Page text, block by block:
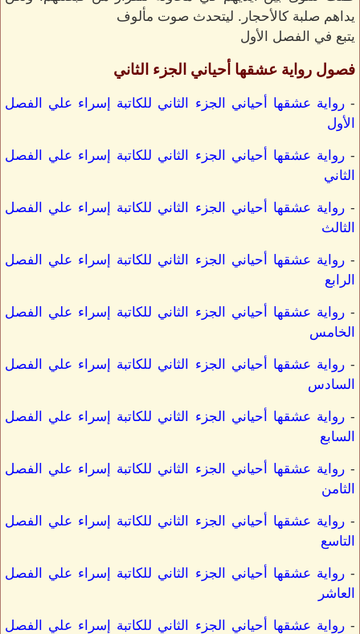
يداهم صلبة كالأحجار. ليتحدث صوت مألوف
يتبع في الفصل الأول
فصول رواية عشقها أحياني الجزء الثاني
-رواية عشقها أحياني الجزء الثاني للكاتبة إسراء علي الفصل
الأول
-رواية عشقها أحياني الجزء الثاني للكاتبة إسراء علي الفصل
الثاني
-رواية عشقها أحياني الجزء الثاني للكاتبة إسراء علي الفصل
الثالث
-رواية عشقها أحياني الجزء الثاني للكاتبة إسراء علي الفصل
الرابع
-رواية عشقها أحياني الجزء الثاني للكاتبة إسراء علي الفصل
الخامس
-رواية عشقها أحياني الجزء الثاني للكاتبة إسراء علي الفصل
السادس
-رواية عشقها أحياني الجزء الثاني للكاتبة إسراء علي الفصل
السابع
-رواية عشقها أحياني الجزء الثاني للكاتبة إسراء علي الفصل
الثامن
-رواية عشقها أحياني الجزء الثاني للكاتبة إسراء علي الفصل
التاسع
-رواية عشقها أحياني الجزء الثاني للكاتبة إسراء علي الفصل
العاشر
-رواية عشقها أحياني الجزء الثاني للكاتبة إسراء علي الفصل